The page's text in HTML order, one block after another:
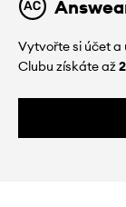
Vytvořte si účet a
Clubu získáte až